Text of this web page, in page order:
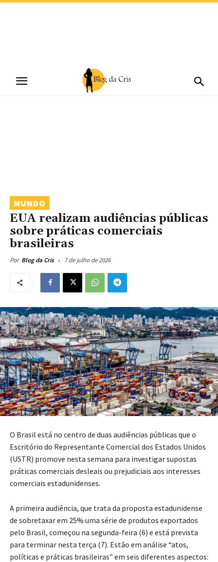
MUNDO
EUA realizam audiências públicas
sobre práticas comerciais
brasileiras
Por Blog da Cris 7 de julho de 2026
O Brasil está no centro de duas audiências públicas que o
Escritório do Representante Comercial dos Estados Unidos
(USTR) promove nesta semana para investigar supostas
práticas comerciais desleais ou prejudiciais aos interesses
comerciais estadunidenses.
A primeira audiência, que trata da proposta estadunidense
de sobretaxar em 25% uma série de produtos exportados
pelo Brasil, começou na segunda-feira (6) e está prevista
para terminar nesta terça (7). Estão em análise “atos,
políticas e práticas brasileiras” em seis diferentes aspectos: